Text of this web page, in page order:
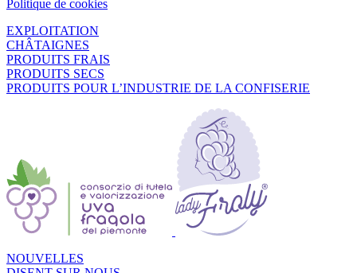
Politique de cookies
EXPLOITATION
CHÂTAIGNES
PRODUITS FRAIS
PRODUITS SECS
PRODUITS POUR L’INDUSTRIE DE LA CONFISERIE
NOUVELLES